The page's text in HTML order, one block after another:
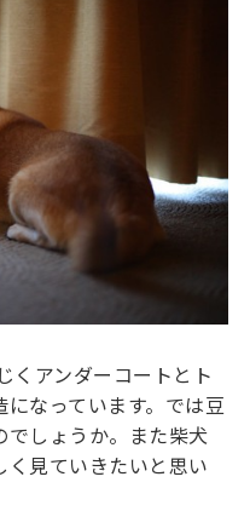
くアンダーコートとト
なっています。では豆
しょうか。また柴犬
く見ていきたいと思い